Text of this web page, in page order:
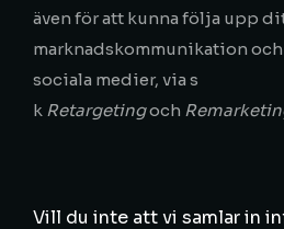
även för att kunna följa upp
marknadskommunikation
sociala medier, via s
k Retargetingoch
Vill du inte att vi samlar in